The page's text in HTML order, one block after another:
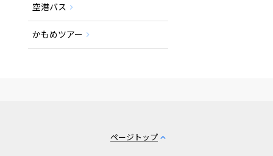
空港バス
かもめツアー
ページトップ expand_less